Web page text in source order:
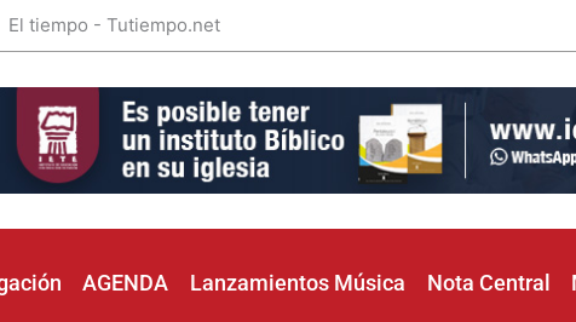
El tiempo - Tutiempo.net
AGENDA Lanzamientos Música Nota Central